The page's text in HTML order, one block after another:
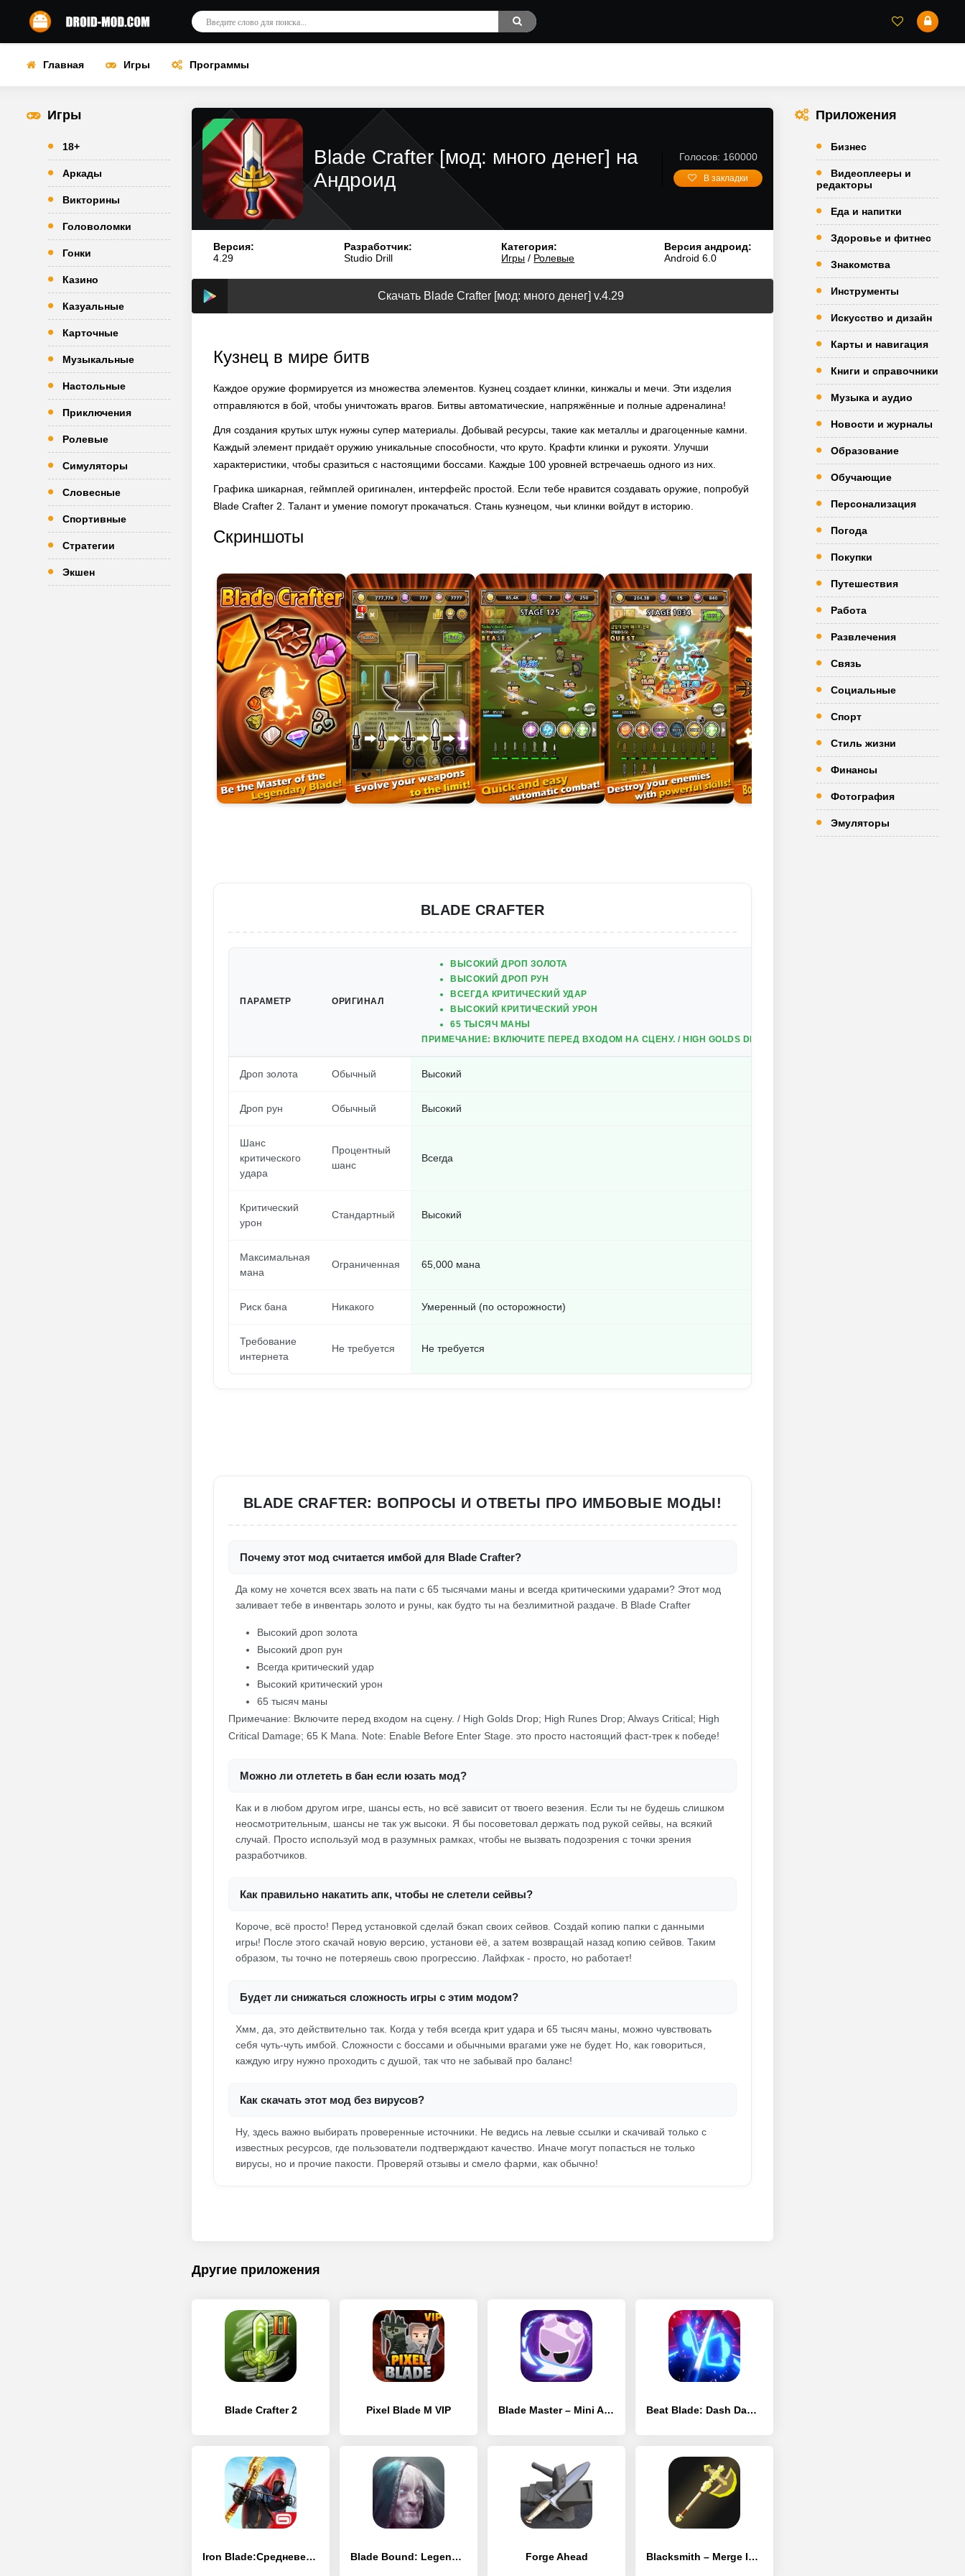
Главная Игры Программы
Игры
18+
Аркады
Викторины
Головоломки
Гонки
Казино
Казуальные
Карточные
Музыкальные
Настольные
Приключения
Ролевые
Симуляторы
Словесные
Спортивные
Стратегии
Экшен
Blade Crafter [мод: много денег] на
Андроид
Голосов: 160000
В закладки
Версия:
4.29
Разработчик:
Studio Drill
Категория:
Игры / Ролевые
Версия андроид:
Android 6.0
Скачать Blade Crafter [мод: много денег] v.4.29
Кузнец в мире битв
Каждое оружие формируется из множества элементов. Кузнец создает клинки, кинжалы и мечи. Эти изделия
отправляются в бой, чтобы уничтожать врагов. Битвы автоматические, напряжённые и полные адреналина!
Для создания крутых штук нужны супер материалы. Добывай ресурсы, такие как металлы и драгоценные камни.
Каждый элемент придаёт оружию уникальные способности, что круто. Крафти клинки и рукояти. Улучши
характеристики, чтобы сразиться с настоящими боссами. Каждые 100 уровней встречаешь одного из них.
Графика шикарная, геймплей оригинален, интерфейс простой. Если тебе нравится создавать оружие, попробуй
Blade Crafter 2. Талант и умение помогут прокачаться. Стань кузнецом, чьи клинки войдут в историю.
Скриншоты
BLADE CRAFTER
ПАРАМЕТР ОРИГИНАЛ
ВЫСОКИЙ ДРОП ЗОЛОТА
ВЫСОКИЙ ДРОП РУН
ВСЕГДА КРИТИЧЕСКИЙ УДАР
ВЫСОКИЙ КРИТИЧЕСКИЙ УРОН
65 ТЫСЯЧ МАНЫ
ПРИМЕЧАНИЕ: ВКЛЮЧИТЕ ПЕРЕД ВХОДОМ НА СЦЕНУ. / HIGH GOLDS DROP; HIGH RUNES DROP; ALWAYS CRITICAL;
Дроп золота Обычный Высокий
Дроп рун Обычный Высокий
Шанс
критического
удара
Процентный
шанс
Всегда
Критический
урон
Стандартный Высокий
Максимальная
мана
Ограниченная 65,000 мана
Риск бана Никакого Умеренный (по осторожности)
Требование
интернета
Не требуется Не требуется
BLADE CRAFTER: ВОПРОСЫ И ОТВЕТЫ ПРО ИМБОВЫЕ МОДЫ!
Почему этот мод считается имбой для Blade Crafter?
Да кому не хочется всех звать на пати с 65 тысячами маны и всегда критическими ударами? Этот мод
заливает тебе в инвентарь золото и руны, как будто ты на безлимитной раздаче. В Blade Crafter
Высокий дроп золота
Высокий дроп рун
Всегда критический удар
Высокий критический урон
65 тысяч маны
Примечание: Включите перед входом на сцену. / High Golds Drop; High Runes Drop; Always Critical; High
Critical Damage; 65 K Mana. Note: Enable Before Enter Stage. это просто настоящий фаст-трек к победе!
Можно ли отлететь в бан если юзать мод?
Как и в любом другом игре, шансы есть, но всё зависит от твоего везения. Если ты не будешь слишком
неосмотрительным, шансы не так уж высоки. Я бы посоветовал держать под рукой сейвы, на всякий
случай. Просто используй мод в разумных рамках, чтобы не вызвать подозрения с точки зрения
разработчиков.
Как правильно накатить апк, чтобы не слетели сейвы?
Короче, всё просто! Перед установкой сделай бэкап своих сейвов. Создай копию папки с данными
игры! После этого скачай новую версию, установи её, а затем возвращай назад копию сейвов. Таким
образом, ты точно не потеряешь свою прогрессию. Лайфхак - просто, но работает!
Будет ли снижаться сложность игры с этим модом?
Хмм, да, это действительно так. Когда у тебя всегда крит удара и 65 тысяч маны, можно чувствовать
себя чуть-чуть имбой. Сложности с боссами и обычными врагами уже не будет. Но, как говориться,
каждую игру нужно проходить с душой, так что не забывай про баланс!
Как скачать этот мод без вирусов?
Ну, здесь важно выбирать проверенные источники. Не ведись на левые ссылки и скачивай только с
известных ресурсов, где пользователи подтверждают качество. Иначе могут попасться не только
вирусы, но и прочие пакости. Проверяй отзывы и смело фарми, как обычно!
Другие приложения
Blade Crafter 2 Pixel Blade M VIP Blade Master – Mini Action RPG Game Beat Blade: Dash Dance
Iron Blade:Средневековья экшен Blade Bound: Legendary Hack’n’Slash РПГ Action RPG Forge Ahead Blacksmith – Merge Idle RPG
Приложения
Бизнес
Видеоплееры и
редакторы
Еда и напитки
Здоровье и фитнес
Знакомства
Инструменты
Искусство и дизайн
Карты и навигация
Книги и справочники
Музыка и аудио
Новости и журналы
Образование
Обучающие
Персонализация
Погода
Покупки
Путешествия
Работа
Развлечения
Связь
Социальные
Спорт
Стиль жизни
Финансы
Фотография
Эмуляторы